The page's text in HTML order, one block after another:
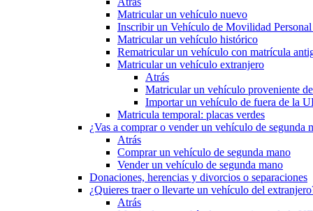
Matricular un vehículo nuevo
Inscribir un Vehículo de Movilidad
Matricular un vehículo histórico
Rematricular un vehículo con matrícula
Matricular un vehículo extranjero
Atrás
Matricular un vehículo proveniente
Importar un vehículo de fuera de la
Matricula temporal: placas verdes
¿Vas a comprar o vender un vehículo de segunda
Atrás
Comprar un vehículo de segunda mano
Vender un vehículo de segunda mano
Donaciones, herencias y divorcios o separaciones
¿Quieres traer o llevarte un vehículo del
Atrás